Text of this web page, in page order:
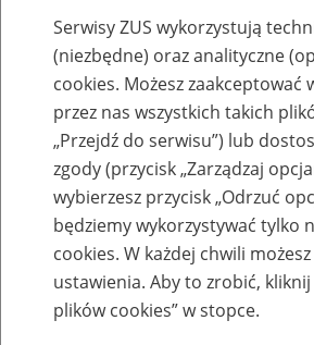
Przepraszamy,
podana strona
Błąd
Przejdź do strony głównej
Serwisy ZUS wykorzystują
(niezbędne) oraz analityczne
cookies. Możesz zaakceptować
przez nas wszystkich takich
„Przejdź do serwisu”) lub
zgody (przycisk „Zarządzaj
wybierzesz przycisk „Odrzuć
będziemy wykorzystywać tylko
cookies. W każdej chwili
ustawienia. Aby to zrobić, kliknij
plików cookies” w stopce.